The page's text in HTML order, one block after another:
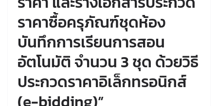
ราคาซื้อครุภัณฑ์ชุดห้อง
บันทึกการเรียนการสอน
อัตโนมัติ จำนวน 3 ชุด ด้วยวิธี
ประกวดราคาอิเล็กทรอนิกส์